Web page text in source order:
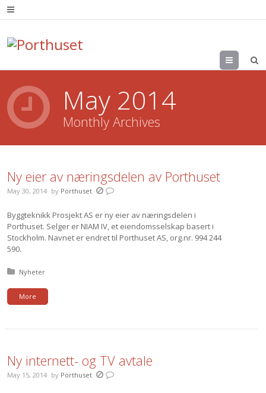
Menu
May 2014
Monthly Archives
Ny eier av næringsdelen av Porthuset
May 30, 2014 by Porthuset
Byggteknikk Prosjekt AS er ny eier av næringsdelen i
Porthuset. Selger er NIAM IV, et eiendomsselskap basert i
Stockholm. Navnet er endret til Porthuset AS, org.nr. 994 244
590.
Posted in:
Nyheter
More
Ny internett- og TV avtale
May 15, 2014 by Porthuset